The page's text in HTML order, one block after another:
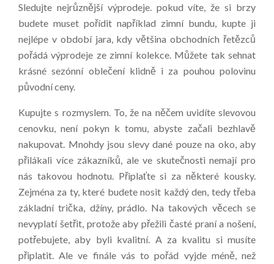
Sledujte nejrůznější výprodeje. pokud víte, že si brzy
budete muset pořídit například zimní bundu, kupte ji
nejlépe v období jara, kdy většina obchodních řetězců
pořádá výprodeje ze zimní kolekce. Můžete tak sehnat
krásné sezónní oblečení klidně i za pouhou polovinu
původní ceny.
Kupujte s rozmyslem. To, že na něčem uvidíte slevovou
cenovku, není pokyn k tomu, abyste začali bezhlavě
nakupovat. Mnohdy jsou slevy dané pouze na oko, aby
přilákali více zákazníků, ale ve skutečnosti nemají pro
nás takovou hodnotu. Připlaťte si za některé kousky.
Zejména za ty, které budete nosit každý den, tedy třeba
základní trička, džíny, prádlo. Na takových věcech se
nevyplatí šetřit, protože aby přežili časté praní a nošení,
potřebujete, aby byli kvalitní. A za kvalitu si musíte
připlatit. Ale ve finále vás to pořád vyjde méně, než